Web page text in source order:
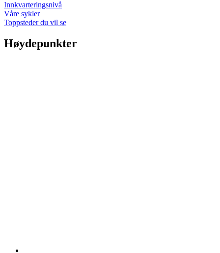
Innkvarteringsnivå
Våre sykler
Toppsteder du vil se
Høydepunkter